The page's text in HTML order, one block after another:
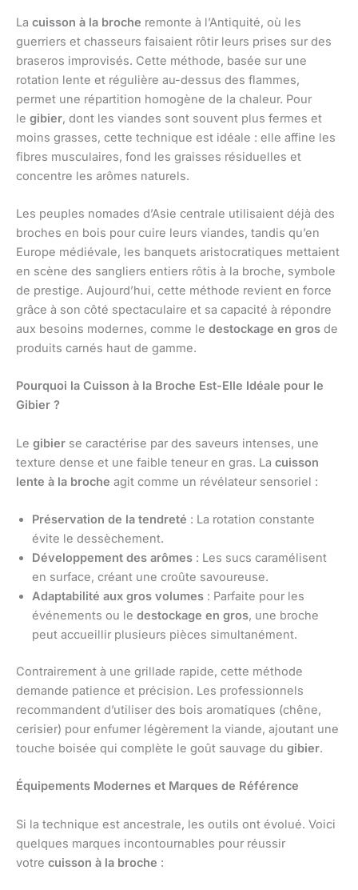
La cuisson à la broche remonte à l’Antiquité, où les
guerriers et chasseurs faisaient rôtir leurs prises sur des
braseros improvisés. Cette méthode, basée sur une
rotation lente et régulière au-dessus des flammes,
permet une répartition homogène de la chaleur. Pour
le gibier, dont les viandes sont souvent plus fermes et
moins grasses, cette technique est idéale : elle affine les
fibres musculaires, fond les graisses résiduelles et
concentre les arômes naturels.
Les peuples nomades d’Asie centrale utilisaient déjà des
broches en bois pour cuire leurs viandes, tandis qu’en
Europe médiévale, les banquets aristocratiques mettaient
en scène des sangliers entiers rôtis à la broche, symbole
de prestige. Aujourd’hui, cette méthode revient en force
grâce à son côté spectaculaire et sa capacité à répondre
aux besoins modernes, comme le destockage en gros de
produits carnés haut de gamme.
Pourquoi la Cuisson à la Broche Est-Elle Idéale pour le
Gibier ?
Le gibier se caractérise par des saveurs intenses, une
texture dense et une faible teneur en gras. La cuisson
lente à la broche agit comme un révélateur sensoriel :
Préservation de la tendreté : La rotation constante
évite le dessèchement.
Développement des arômes : Les sucs caramélisent
en surface, créant une croûte savoureuse.
Adaptabilité aux gros volumes : Parfaite pour les
événements ou le destockage en gros, une broche
peut accueillir plusieurs pièces simultanément.
Contrairement à une grillade rapide, cette méthode
demande patience et précision. Les professionnels
recommandent d’utiliser des bois aromatiques (chêne,
cerisier) pour enfumer légèrement la viande, ajoutant une
touche boisée qui complète le goût sauvage du gibier.
Équipements Modernes et Marques de Référence
Si la technique est ancestrale, les outils ont évolué. Voici
quelques marques incontournables pour réussir
votre cuisson à la broche :